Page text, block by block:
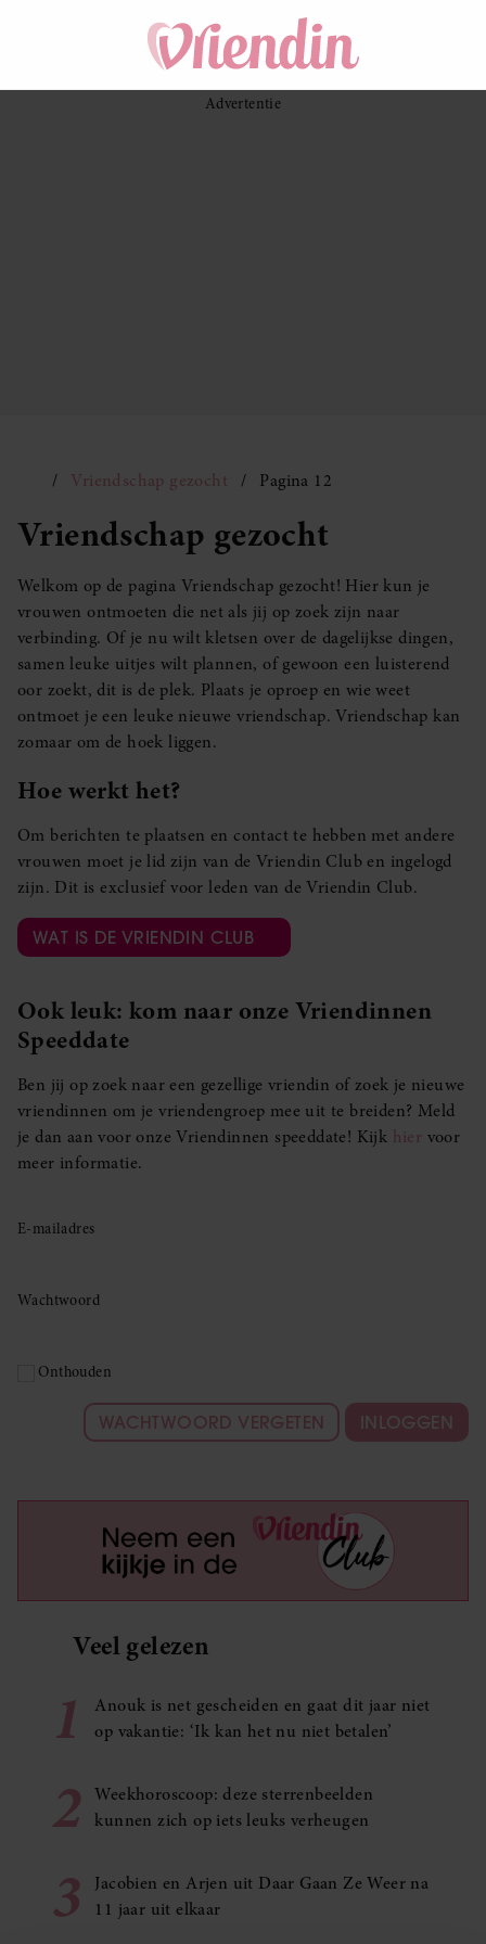
Vriendschap gezocht Pagina 12
Vriendschap gezocht
Welkom op de pagina Vriendschap gezocht! Hier kun je
vrouwen ontmoeten die net als jij op zoek zijn naar
verbinding. Of je nu wilt kletsen over de dagelijkse dingen,
samen leuke uitjes wilt plannen, of gewoon een luisterend
oor zoekt, dit is de plek. Plaats je oproep en wie weet
ontmoet je een leuke nieuwe vriendschap. Vriendschap kan
zomaar om de hoek liggen.
Hoe werkt het?
Om berichten te plaatsen en contact te hebben met andere
vrouwen moet je lid zijn van de Vriendin Club en ingelogd
zijn. Dit is exclusief voor leden van de Vriendin Club.
WAT IS DE VRIENDIN CLUB
Ook leuk: kom naar onze Vriendinnen
Speeddate
Ben jij op zoek naar een gezellige vriendin of zoek je nieuwe
vriendinnen om je vriendengroep mee uit te breiden? Meld
je dan aan voor onze Vriendinnen speeddate! Kijk hier voor
meer informatie.
E-mailadres
Wachtwoord
Onthouden
WACHTWOORD VERGETEN INLOGGEN
Veel gelezen
1
Anouk is net gescheiden en gaat dit jaar niet
op vakantie: ‘Ik kan het nu niet betalen’
2
Weekhoroscoop: deze sterrenbeelden
kunnen zich op iets leuks verheugen
3
Jacobien en Arjen uit Daar Gaan Ze Weer na
11 jaar uit elkaar